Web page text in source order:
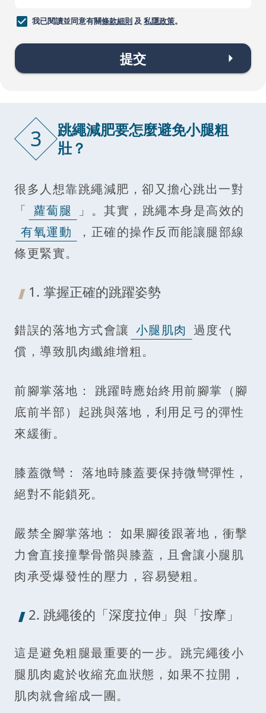
我已閱讀並同意有關條款細則及 私隱政策。
提交
3
跳繩減肥要怎麼避免小腿粗
壯？
很多人想靠跳繩減肥，卻又擔心跳出一對
「 蘿蔔腿
」。其實，跳繩本身是高效的
有氧運動
，正確的操作反而能讓腿部線
條更緊實。
1. 掌握正確的跳躍姿勢
錯誤的落地方式會讓 小腿肌肉 過度代
償，導致肌肉纖維增粗。
前腳掌落地： 跳躍時應始終用前腳掌（腳
底前半部）起跳與落地，利用足弓的彈性
來緩衝。
膝蓋微彎： 落地時膝蓋要保持微彎彈性，
絕對不能鎖死。
嚴禁全腳掌落地： 如果腳後跟著地，衝擊
力會直接撞擊骨骼與膝蓋，且會讓小腿肌
肉承受爆發性的壓力，容易變粗。
2. 跳繩後的「深度拉伸」與「按摩」
這是避免粗腿最重要的一步。跳完繩後小
腿肌肉處於收縮充血狀態，如果不拉開，
肌肉就會縮成一團。